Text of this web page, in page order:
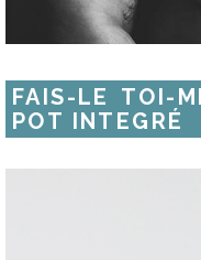
FAIS-LE TOI-
POT INTEGRÉ